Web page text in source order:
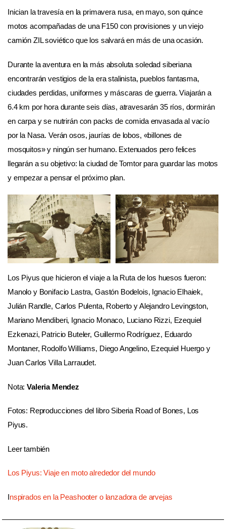
Inician la travesía en la primavera rusa, en mayo, son quince
motos acompañadas de una F150 con provisiones y un viejo
camión ZIL soviético que los salvará en más de una ocasión.
Durante la aventura en la más absoluta soledad siberiana
encontrarán vestigios de la era stalinista, pueblos fantasma,
ciudades perdidas, uniformes y máscaras de guerra. Viajarán a
6.4 km por hora durante seis días, atravesarán 35 ríos, dormirán
en carpa y se nutrirán con packs de comida envasada al vacío
por la Nasa. Verán osos, jaurías de lobos, «billones de
mosquitos» y ningún ser humano. Extenuados pero felices
llegarán a su objetivo: la ciudad de Tomtor para guardar las motos
y empezar a pensar el próximo plan.
Los Piyus que hicieron el viaje a la Ruta de los huesos fueron:
Manolo y Bonifacio Lastra, Gastón Bodelois, Ignacio Elhaiek,
Julián Randle, Carlos Pulenta, Roberto y Alejandro Levingston,
Mariano Mendiberi, Ignacio Monaco, Luciano Rizzi, Ezequiel
Ezkenazi, Patricio Buteler, Guillermo Rodríguez, Eduardo
Montaner, Rodolfo Williams, Diego Angelino, Ezequiel Huergo y
Juan Carlos Villa Larraudet.
Nota:Valeria Mendez
Fotos: Reproducciones del libro Siberia Road of Bones, Los
Piyus.
Leer también
Los Piyus: Viaje en moto alrededor del mundo
Inspirados en la Peashooter o lanzadora de arvejas